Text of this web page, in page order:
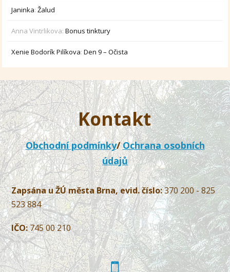
Janinka:Žalud
Anna Vintrlikova:Bonus tinktury
Xenie Bodorík Pilíkova:Den 9 – Očista
Kontakt
Obchodní podmínky/Ochrana osobních
údajů
Zapsána u ŽÚ města Brna, evid. číslo:370 200 - 825
523 884
IČO:745 00 210